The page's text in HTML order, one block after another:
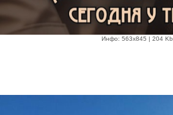
Инфо: 563х845 | 204 Kb